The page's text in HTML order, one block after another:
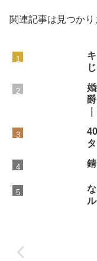
関連記事は見つかり